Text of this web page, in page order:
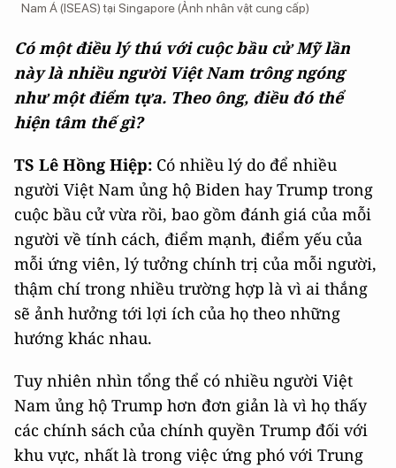
Nam Á (ISEAS) tại Singapore (Ảnh nhân vật cung cấp)
Có một điều lý thú với cuộc bầu cử Mỹ lần
này là nhiều người Việt Nam trông ngóng
như một điểm tựa. Theo ông, điều đó thể
hiện tâm thế gì?
TS Lê Hồng Hiệp: Có nhiều lý do để nhiều
người Việt Nam ủng hộ Biden hay Trump trong
cuộc bầu cử vừa rồi, bao gồm đánh giá của mỗi
người về tính cách, điểm mạnh, điểm yếu của
mỗi ứng viên, lý tưởng chính trị của mỗi người,
thậm chí trong nhiều trường hợp là vì ai thắng
sẽ ảnh hưởng tới lợi ích của họ theo những
hướng khác nhau.
Tuy nhiên nhìn tổng thể có nhiều người Việt
Nam ủng hộ Trump hơn đơn giản là vì họ thấy
các chính sách của chính quyền Trump đối với
khu vực, nhất là trong việc ứng phó với Trung